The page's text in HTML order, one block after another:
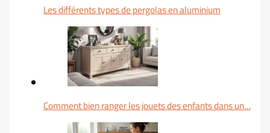
Les différents types de pergolas en aluminium
Comment bien ranger les jouets des enfants dans un…